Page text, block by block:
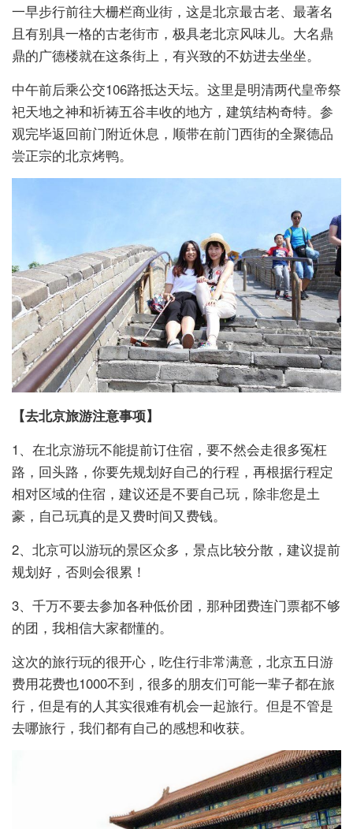
一早步行前往大栅栏商业街，这是北京最古老、最著名
且有别具一格的古老街市，极具老北京风味儿。大名鼎
鼎的广德楼就在这条街上，有兴致的不妨进去坐坐。
中午前后乘公交106路抵达天坛。这里是明清两代皇帝祭
祀天地之神和祈祷五谷丰收的地方，建筑结构奇特。参
观完毕返回前门附近休息，顺带在前门西街的全聚德品
尝正宗的北京烤鸭。
【去北京旅游注意事项】
1、在北京游玩不能提前订住宿，要不然会走很多冤枉
路，回头路，你要先规划好自己的行程，再根据行程定
相对区域的住宿，建议还是不要自己玩，除非您是土
豪，自己玩真的是又费时间又费钱。
2、北京可以游玩的景区众多，景点比较分散，建议提前
规划好，否则会很累！
3、千万不要去参加各种低价团，那种团费连门票都不够
的团，我相信大家都懂的。
这次的旅行玩的很开心，吃住行非常满意，北京五日游
费用花费也1000不到，很多的朋友们可能一辈子都在旅
行，但是有的人其实很难有机会一起旅行。但是不管是
去哪旅行，我们都有自己的感想和收获。